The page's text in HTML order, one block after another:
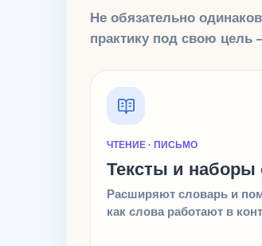
Не обязательно
практику под свою цель
ЧТЕНИЕ · ПИСЬМО
Тексты и наборы
Расширяют словарь и
как слова работают в